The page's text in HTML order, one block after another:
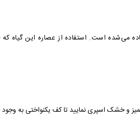
می‌شده است. استفاده از عصاره این گیاه
10 تا 15 سانتی متر مستقیما به سطح پوست تمیز و خشک اسپری نمایید تا کف یکنواختی